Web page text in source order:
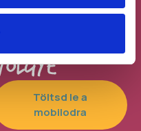
Töltsd le a
mobilodra